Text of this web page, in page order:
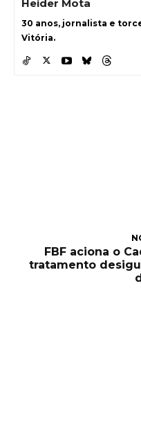
Heider Mota
30 anos, jornalista e
Vitória.
FBF aciona o
tratamento